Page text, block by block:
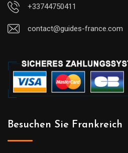
+33744750411
contact@guides-france.com
Besuchen Sie Frankreich